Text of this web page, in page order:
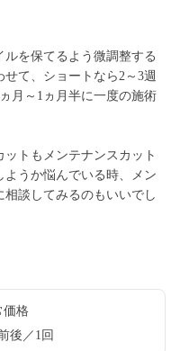
を保てるよう微調整する
て、ショートなら2～3週
月～1ヵ月半に一度の施術
トもメンテナンスカット
うか悩んでいる時、メン
談してみるのもいいでし
価格
後／1回